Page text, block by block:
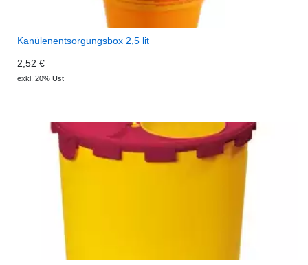
Kanülenentsorgungsbox 2,5 lit
2,52 €
exkl. 20% Ust